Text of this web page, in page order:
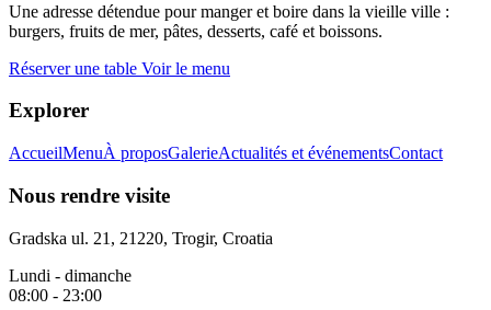
Une adresse détendue pour manger et boire dans la vieille ville :
burgers, fruits de mer, pâtes, desserts, café et boissons.
Réserver une table Voir le menu
Explorer
AccueilMenuÀ proposGalerieActualités et événementsContact
Nous rendre visite
Gradska ul. 21, 21220, Trogir, Croatia
Lundi - dimanche
08:00 - 23:00